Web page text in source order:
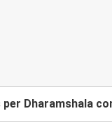
Dharamshala